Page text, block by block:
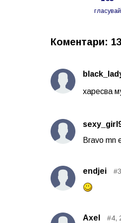
гласувай
Коментари: 13
харесва
Bravo mn
endjei
Axel #4,